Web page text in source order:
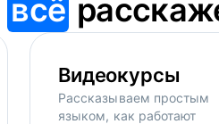
всё
Видеокурсы
Рассказываем простым
языком, как работают